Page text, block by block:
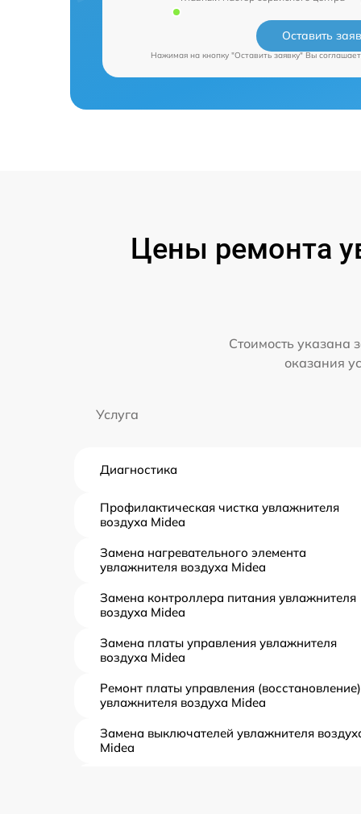
Оставить
Нажимая на кнопку "Оставить заявку" Вы
Цены ремонта
Стоимость указана
оказания
Услуга
Диагностика
Профилактическая чистка увлажнителя
воздуха Midea
Замена нагревательного элемента
увлажнителя воздуха Midea
Замена контроллера питания увлажнителя
воздуха Midea
Замена платы управления увлажнителя
воздуха Midea
Ремонт платы управления (восстановление)
увлажнителя воздуха Midea
Замена выключателей увлажнителя
Midea